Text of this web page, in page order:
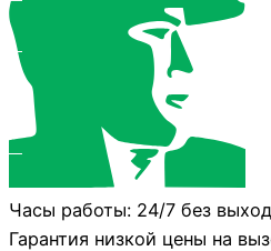
Часы работы: 24/7 без
Гарантия низкой цены на